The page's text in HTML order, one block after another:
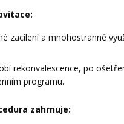
zacílení a mnohostranné
rekonvalescence, po
programu.
zahrnuje: